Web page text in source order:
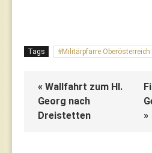
Tags Militärpfarre Oberösterreich
« Wallfahrt zum Hl.
Georg nach
Dreistetten
»